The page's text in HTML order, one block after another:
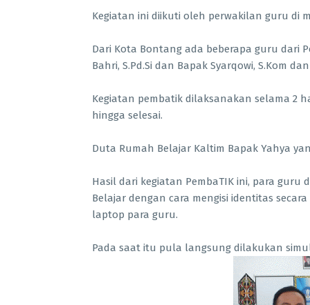
Kegiatan ini diikuti oleh perwakilan guru di
Dari Kota Bontang ada beberapa guru dari
Bahri, S.Pd.Si dan Bapak Syarqowi, S.Kom
Kegiatan pembatik dilaksanakan selama 2
hingga selesai.
Duta Rumah Belajar Kaltim Bapak Yahya
Hasil dari kegiatan PembaTIK ini, para
Belajar dengan cara mengisi identitas
laptop para guru.
Pada saat itu pula langsung dilakukan